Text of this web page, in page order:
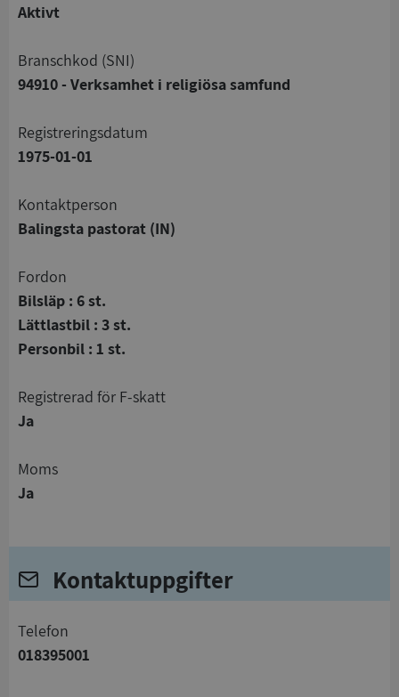
Aktivt
branschkod (SNI)
94910 - Verksamhet i religiösa samfund
registreringsdatum
1975-01-01
Kontaktperson
Balingsta pastorat (IN)
Fordon
Bilsläp : 6 st.
Lättlastbil : 3 st.
Personbil : 1 st.
registrerad för F-skatt
Ja
Moms
Ja
Kontaktuppgifter
telefon
018395001